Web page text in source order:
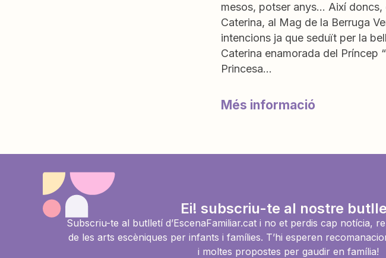
mesos, potser anys… Així doncs,
Caterina, al Mag de la Berruga
intencions ja que seduït per la
Caterina enamorada del Príncep
Princesa…
Més informació
Ei! subscriu-te al nostre
Subscriu-te al butlletí d’EscenaFamiliar.cat i no et perdis cap notícia,
de les arts escèniques per infants i famílies. T’hi esperen
i moltes propostes per gaudir en família!